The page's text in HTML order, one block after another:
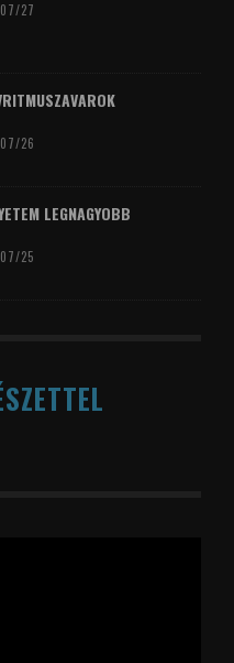
27
26
LEGNAGYOBB
25